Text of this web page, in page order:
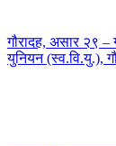
गौरादह, असार २९ –
युनियन (स्व.वि.यु.),